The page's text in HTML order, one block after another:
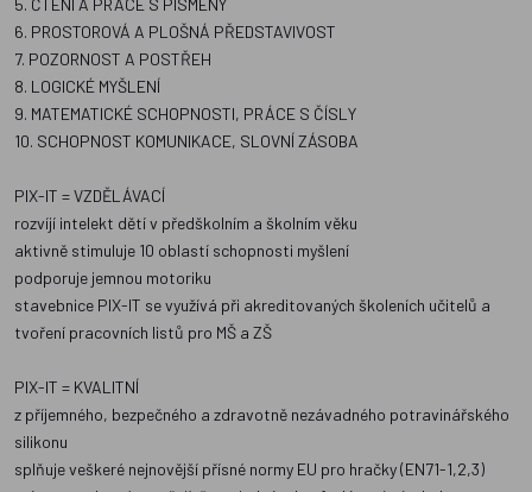
5. ČTENÍ A PRÁCE S PÍSMENY
6. PROSTOROVÁ A PLOŠNÁ PŘEDSTAVIVOST
7. POZORNOST A POSTŘEH
8. LOGICKÉ MYŠLENÍ
9. MATEMATICKÉ SCHOPNOSTI, PRÁCE S ČÍSLY
10. SCHOPNOST KOMUNIKACE, SLOVNÍ ZÁSOBA
PIX-IT = VZDĚLÁVACÍ
rozvíjí intelekt dětí v předškolním a školním věku
aktivně stimuluje 10 oblastí schopnosti myšlení
podporuje jemnou motoriku
stavebnice PIX-IT se využívá při akreditovaných školeních učitelů a
tvoření pracovních listů pro MŠ a ZŠ
PIX-IT = KVALITNÍ
z příjemného, bezpečného a zdravotně nezávadného potravinářského
silikonu
splňuje veškeré nejnovější přísné normy EU pro hračky (EN71-1,2,3)